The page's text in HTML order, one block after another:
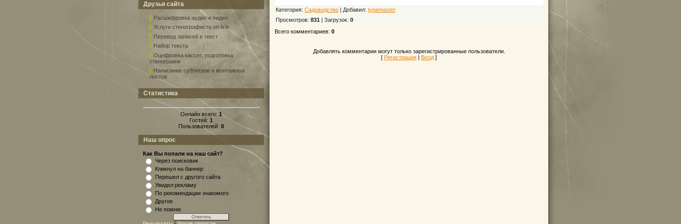
Друзья сайта
Расшифровка аудио и видео
Услуги стенографиста on-line
Перевод записей в текст
Набор текста
Оцифровка кассет, подготовка
стенограмм
Написание субтитров и монтажных
листов
Статистика
Онлайн всего:1
Гостей: 1
Пользователей: 0
Наш опрос
Как Вы попали на наш сайт?
Через поисковик
Кликнул на баннер
Перешел с другого сайта
Увидел рекламу
По рекомендации знакомого
Другое
Не помню
Категория: Садоводство | Добавил: typemaster
Просмотров: 831 | Загрузок: 0
Всего комментариев: 0
Добавлять комментарии могут только зарегистрированные пользователи.
[ Регистрация | Вход ]